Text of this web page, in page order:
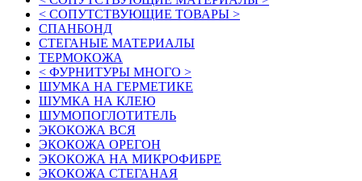
< СОПУТСТВУЮЩИЕ ТОВАРЫ >
СПАНБОНД
СТЕГАНЫЕ МАТЕРИАЛЫ
ТЕРМОКОЖА
< ФУРНИТУРЫ МНОГО >
ШУМКА НА ГЕРМЕТИКЕ
ШУМКА НА КЛЕЮ
ШУМОПОГЛОТИТЕЛЬ
ЭКОКОЖА ВСЯ
ЭКОКОЖА ОРЕГОН
ЭКОКОЖА НА МИКРОФИБРЕ
ЭКОКОЖА СТЕГАНАЯ